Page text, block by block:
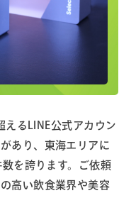
えるLINE公式アカウン
あり、東海エリアに
を誇ります。ご依頼
高い飲食業界や美容